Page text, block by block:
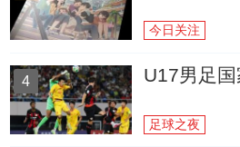
今日关注
4 U17男足
足球之夜